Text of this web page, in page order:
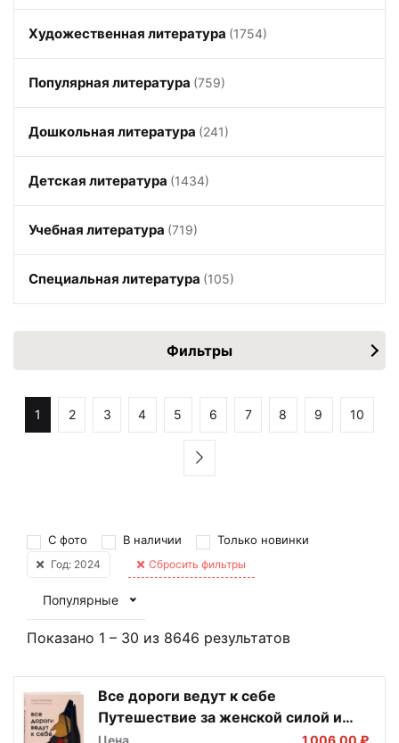
Художественная литература (1754)
Популярная литература (759)
Дошкольная литература (241)
Детская литература (1434)
Учебная литература (719)
Специальная литература (105)
Фильтры
1 2 3 4 5 6 7 8 9 10
С фото В наличии Только новинки
Год: 2024 Сбросить фильтры
Популярные
Показано 1 – 30 из 8646 результатов
Все дороги ведут к себе
Путешествие за женской силой и
мудростью
Цена 1 006,00 ₽